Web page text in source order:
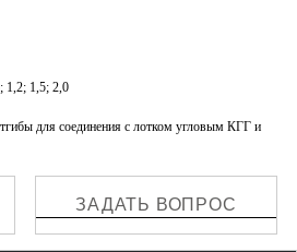
ЗАДАТЬ ВОПРОС
1,2; 1,5; 2,0
для соединения с лотком угловым КГГ и